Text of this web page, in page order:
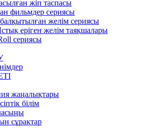
жіп таспасы
фильмдер сериясы
желім сериясы
еріген желім таяқшалары
сериясы
жаңалықтары
білім
сұрақтар